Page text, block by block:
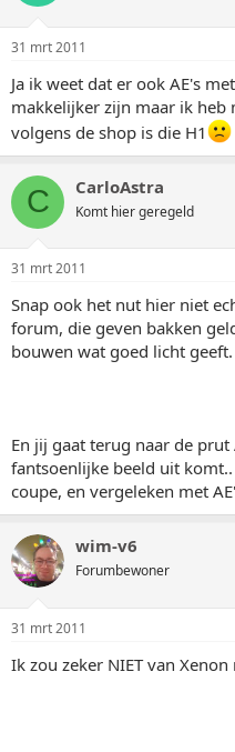
31 mrt 2011
Ja ik weet dat er ook AE's
makkelijker zijn maar ik heb
volgens de shop is die H1
C CarloAstra
Komt hier geregeld
31 mrt 2011
Snap ook het nut hier niet
forum, die geven bakken
bouwen wat goed licht geeft.
En jij gaat terug naar de prut
fantsoenlijke beeld uit
coupe, en vergeleken met
wim-v6
Forumbewoner
31 mrt 2011
Ik zou zeker NIET van